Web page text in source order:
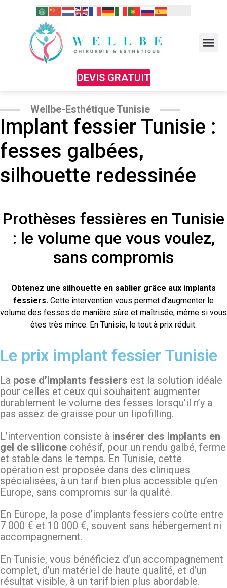
DEVIS GRATUIT
Wellbe-Esthétique Tunisie
Implant fessier Tunisie :
fesses galbées,
silhouette redessinée
Prothèses fessières en Tunisie
: le volume que vous voulez,
sans compromis
Obtenez une silhouette en sablier grâce aux implants
fessiers. Cette intervention vous permet d’augmenter le
volume des fesses de manière sûre et maîtrisée, même si vous
êtes très mince. En Tunisie, le tout à prix réduit.
Le prix implant fessier Tunisie
La pose d’implants fessiers est la solution idéale
pour celles et ceux qui souhaitent augmenter
durablement le volume des fesses lorsqu’il n’y a
pas assez de graisse pour un lipofilling.
L’intervention consiste à insérer des implants en
gel de silicone cohésif, pour un rendu galbé, ferme
et stable dans le temps. En Tunisie, cette
opération est proposée dans des cliniques
spécialisées, à un tarif bien plus accessible qu’en
Europe, sans compromis sur la qualité.
En Europe, la pose d’implants fessiers coûte entre
7 000 € et 10 000 €, souvent sans hébergement ni
accompagnement.
En Tunisie, vous bénéficiez d’un accompagnement
complet, d’un matériel de haute qualité, et d’un
résultat visible, à un tarif bien plus abordable.